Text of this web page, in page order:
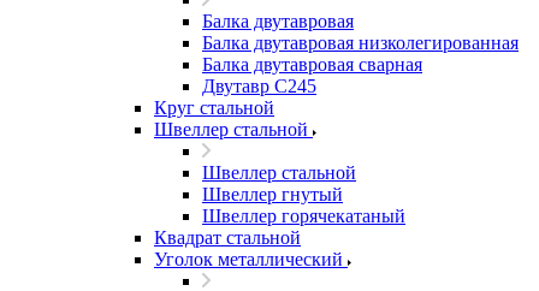
Балка двутавровая
Балка двутавровая низколегированная
Балка двутавровая сварная
Двутавр С245
Круг стальной
Швеллер стальной
Швеллер стальной
Швеллер гнутый
Швеллер горячекатаный
Квадрат стальной
Уголок металлический